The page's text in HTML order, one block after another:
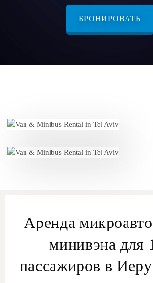
БРОНИРОВАТЬ
Аренда
минивэна для
пассажиров в